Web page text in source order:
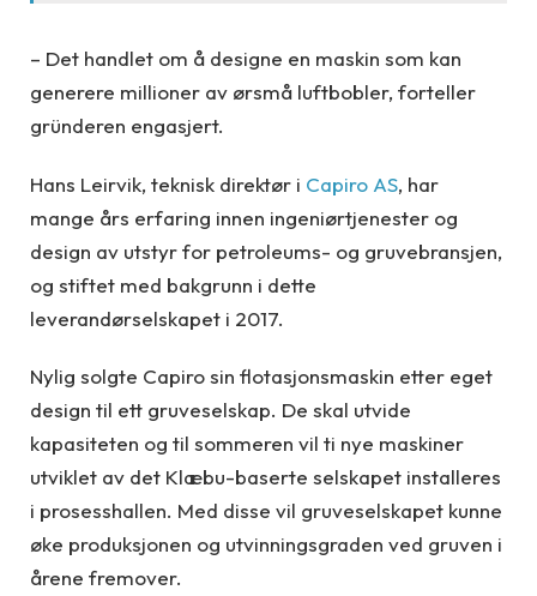
– Det handlet om å designe en maskin som kan
generere millioner av ørsmå luftbobler, forteller
gründeren engasjert.
Hans Leirvik, teknisk direktør i Capiro AS, har
mange års erfaring innen ingeniørtjenester og
design av utstyr for petroleums- og gruvebransjen,
og stiftet med bakgrunn i dette
leverandørselskapet i 2017.
Nylig solgte Capiro sin flotasjonsmaskin etter eget
design til ett gruveselskap. De skal utvide
kapasiteten og til sommeren vil ti nye maskiner
utviklet av det Klæbu-baserte selskapet installeres
i prosesshallen. Med disse vil gruveselskapet kunne
øke produksjonen og utvinningsgraden ved gruven i
årene fremover.